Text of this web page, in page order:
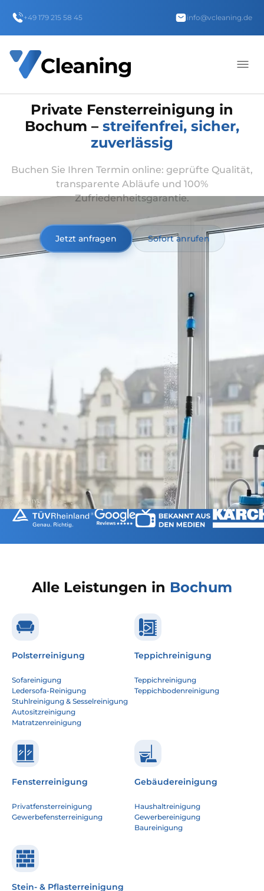
+49 179 215 58 45 info@vcleaning.de
Private Fensterreinigung in
Bochum – streifenfrei, sicher,
zuverlässig
Buchen Sie Ihren Termin online: geprüfte Qualität,
transparente Abläufe und 100%
Zufriedenheitsgarantie.
Jetzt anfragen Sofort anrufen
Alle Leistungen in Bochum
Polsterreinigung
Sofareinigung
Ledersofa-Reinigung
Stuhlreinigung & Sesselreinigung
Autositzreinigung
Matratzenreinigung
Teppichreinigung
Teppichreinigung
Teppichbodenreinigung
Fensterreinigung
Privatfensterreinigung
Gewerbefensterreinigung
Gebäudereinigung
Haushaltreinigung
Gewerbereinigung
Baureinigung
Stein- & Pflasterreinigung